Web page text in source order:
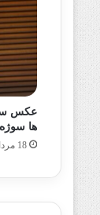
عکس
ها
18 مرداد 1403